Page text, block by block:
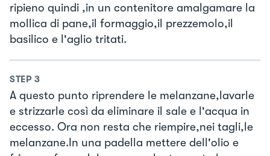
ripieno quindi ,in un contenitore amalgamare la
mollica di pane,il formaggio,il prezzemolo,il
basilico e l'aglio tritati.
STEP 3
A questo punto riprendere le melanzane,lavarle
e strizzarle così da eliminare il sale e l'acqua in
eccesso. Ora non resta che riempire,nei tagli,le
melanzane.In una padella mettere dell'olio e